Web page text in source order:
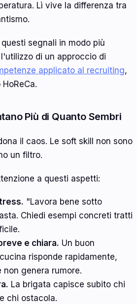
Lì vive la differenza tra
segnali in modo più
di un approccio di
applicato al recruiting,
Più di Quanto Sembri
il caos. Le soft skill non sono
un filtro.
a questi aspetti:
"Lavora bene sotto
Chiedi esempi concreti tratti
e chiara. Un buon
risponde rapidamente,
non genera rumore.
La brigata capisce subito chi
chi ostacola.